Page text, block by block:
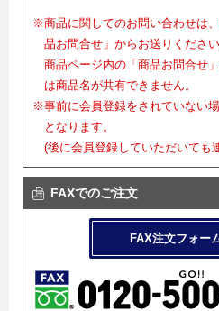
※商品に関してのお問い合わせは
品お問合せ」からお送りください
商品ページ内の「商品お問合せ
は商品名が共有できません。
※事前に会員登録をされていない
となります。
(後に会員登録していただいても
FAXでのご注文
FAX注文フォー